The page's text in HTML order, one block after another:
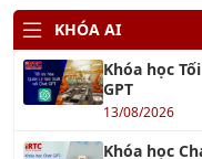
Khóa học
GPT
13/08/2026
Khóa học
ChatGPT